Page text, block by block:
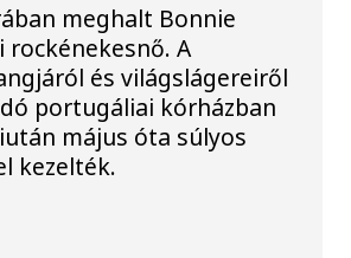
meghalt Bonnie
rockénekesnő. A
és világslágereiről
portugáliai kórházban
május óta súlyos
kezelték.